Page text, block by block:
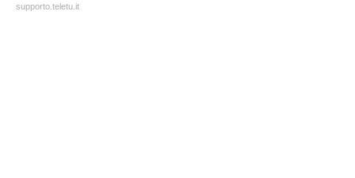
supporto.teletu.it